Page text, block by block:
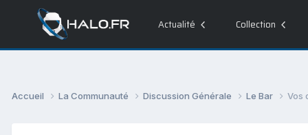
Actualité Collection
Accueil La Communauté Discussion Générale Le Bar Vos